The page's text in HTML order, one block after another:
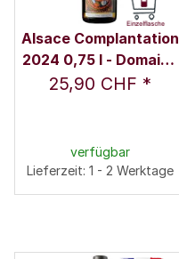
Alsace Complantation
2024 0,75 l - Domaine
Marcel Deiss
25,90 CHF *
verfügbar
Lieferzeit: 1 - 2 Werktage